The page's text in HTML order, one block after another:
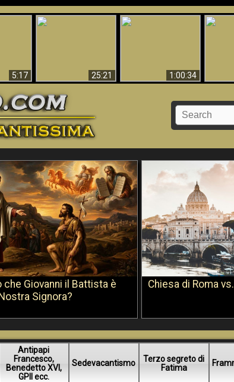
5:17
25:21
1:00:34
che Giovanni il Battista è
Signora?
Chiesa di Roma
Antipapi
Francesco,
Benedetto XVI,
GPII ecc.
Sedevacantismo
Terzo segreto di
Fatima